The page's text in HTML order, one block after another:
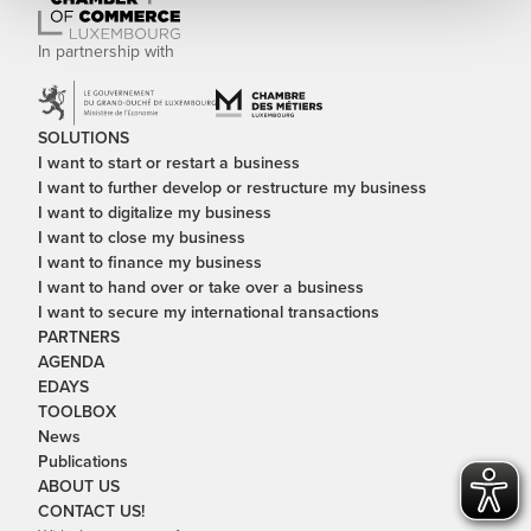
In partnership with
SOLUTIONS
I want to start or restart a business
I want to further develop or restructure my business
I want to digitalize my business
I want to close my business
I want to finance my business
I want to hand over or take over a business
I want to secure my international transactions
PARTNERS
AGENDA
EDAYS
TOOLBOX
News
Publications
ABOUT US
CONTACT US!